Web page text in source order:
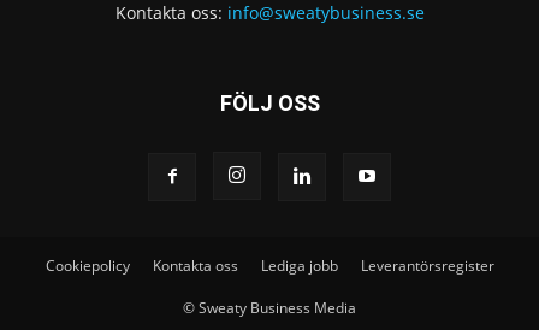
Kontakta oss: info@sweatybusiness.se
FÖLJ OSS
Cookiepolicy Kontakta oss Lediga jobb Leverantörsregister
© Sweaty Business Media